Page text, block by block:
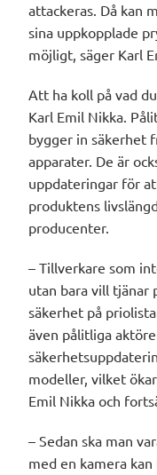
attackeras. Då kan
sina uppkopplade
möjligt, säger Karl
Att ha koll på vad
Karl Emil Nikka.
bygger in säkerhet
apparater. De är
uppdateringar för
produktens
producenter.
– Tillverkare som
utan bara vill tjänar
säkerhet på
även pålitliga
modeller, vilket
Emil Nikka och
– Sedan ska man
med en kamera